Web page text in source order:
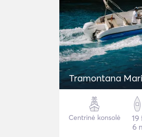
Tramontana
Centrinė konsolė
19
6